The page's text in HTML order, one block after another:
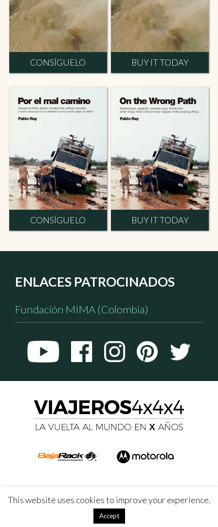
CONSÍGUELO BUY IT TODAY
CONSÍGUELO BUY IT TODAY
ENLACES PATROCINADOS
Fundación MIMA (Colombia)
This website uses cookies to improve your experience.
Accept